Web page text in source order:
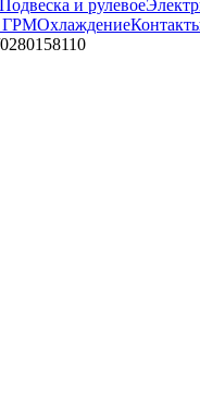
Подвеска и рулевое
ГРМОхлаждение
0280158110